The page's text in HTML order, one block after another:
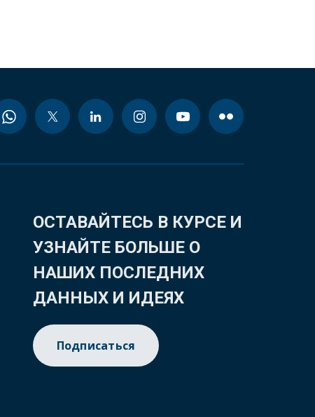
ОСТАВАЙТЕСЬ В КУРСЕ И
УЗНАЙТЕ БОЛЬШЕ О
НАШИХ ПОСЛЕДНИХ
ДАННЫХ И ИДЕЯХ
Подписаться